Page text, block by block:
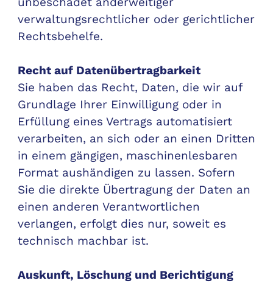
verwaltungsrechtlicher oder gerichtlicher
Rechtsbehelfe.
Recht auf Datenübertragbarkeit
Sie haben das Recht, Daten, die wir auf
Grundlage Ihrer Einwilligung oder in
Erfüllung eines Vertrags automatisiert
verarbeiten, an sich oder an einen Dritten
in einem gängigen, maschinenlesbaren
Format aushändigen zu lassen. Sofern
Sie die direkte Übertragung der Daten an
einen anderen Verantwortlichen
verlangen, erfolgt dies nur, soweit es
technisch machbar ist.
Auskunft, Löschung und Berichtigung